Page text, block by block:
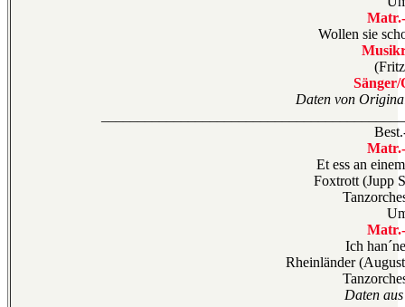
Wollen sie
Sänger/
Daten von
Et ess an
Foxtrott (Jupp
Ich
Rheinländer
Daten